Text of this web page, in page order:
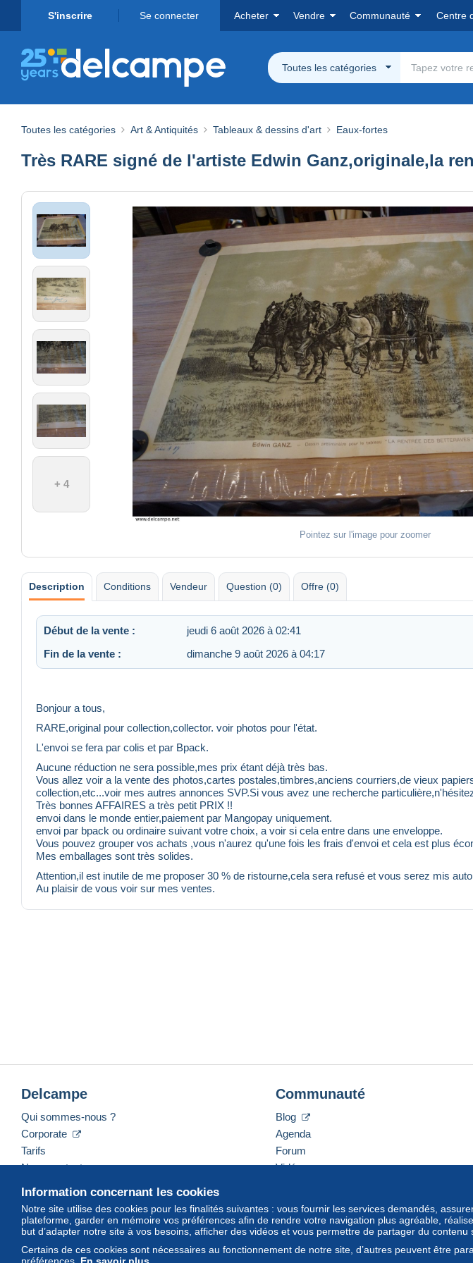
S'inscrire Se connecter Acheter Vendre Communauté Centre
Toutes les catégories
Toutes les catégories Art & Antiquités Tableaux & dessins d'art Eaux-fortes
Très RARE signé de l'artiste Edwin Ganz,originale,la
+ 4
Pointez sur l'image pour zoomer
Description Conditions Vendeur Question (0) Offre (0)
Début de la vente : jeudi 6 août 2026 à 02:41
Fin de la vente :
dimanche 9 août 2026 à 04:17
Bonjour a tous,
RARE,original pour collection,collector. voir photos pour l'état.
L'envoi se fera par colis et par Bpack.
Aucune réduction ne sera possible,mes prix étant déjà très bas.
Vous allez voir a la vente des photos,cartes postales,timbres,anciens courriers,de vieux
collection,etc...voir mes autres annonces SVP.Si vous avez une recherche
Très bonnes AFFAIRES a très petit PRIX !!
envoi dans le monde entier,paiement par Mangopay uniquement.
envoi par bpack ou ordinaire suivant votre choix, a voir si cela entre dans une enveloppe.
Vous pouvez grouper vos achats ,vous n'aurez qu'une fois les frais d'envoi et cela est plus
Mes emballages sont très solides.
Attention,il est inutile de me proposer 30 % de ristourne,cela sera refusé et vous serez mis
Au plaisir de vous voir sur mes ventes.
Information concernant les cookies
Notre site utilise des cookies pour les finalités suivantes : vous fournir les services demandés,
plateforme, garder en mémoire vos préférences afin de rendre votre navigation plus agréable,
but d’adapter notre site à vos besoins, afficher des vidéos et vous permettre de partager du contenu
Certains de ces cookies sont nécessaires au fonctionnement de notre site, d’autres peuvent être
préférences. En savoir plus
Delcampe
Qui sommes-nous ?
Corporate
Tarifs
Nous contacter
Communauté
Blog
Agenda
Forum
Vidéos
Français USD America/Indiana/Vevay Mode standard